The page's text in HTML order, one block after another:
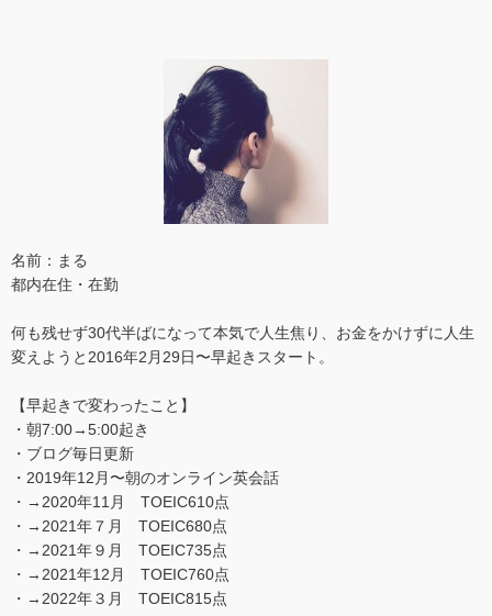
名前：まる
都内在住・在勤
何も残せず30代半ばになって本気で人生焦り、お金をかけずに人生
変えようと2016年2月29日〜早起きスタート。
【早起きで変わったこと】
・朝7:00→5:00起き
・ブログ毎日更新
・2019年12月〜朝のオンライン英会話
・→2020年11月 TOEIC610点
・→2021年７月 TOEIC680点
・→2021年９月 TOEIC735点
・→2021年12月 TOEIC760点
・→2022年３月 TOEIC815点